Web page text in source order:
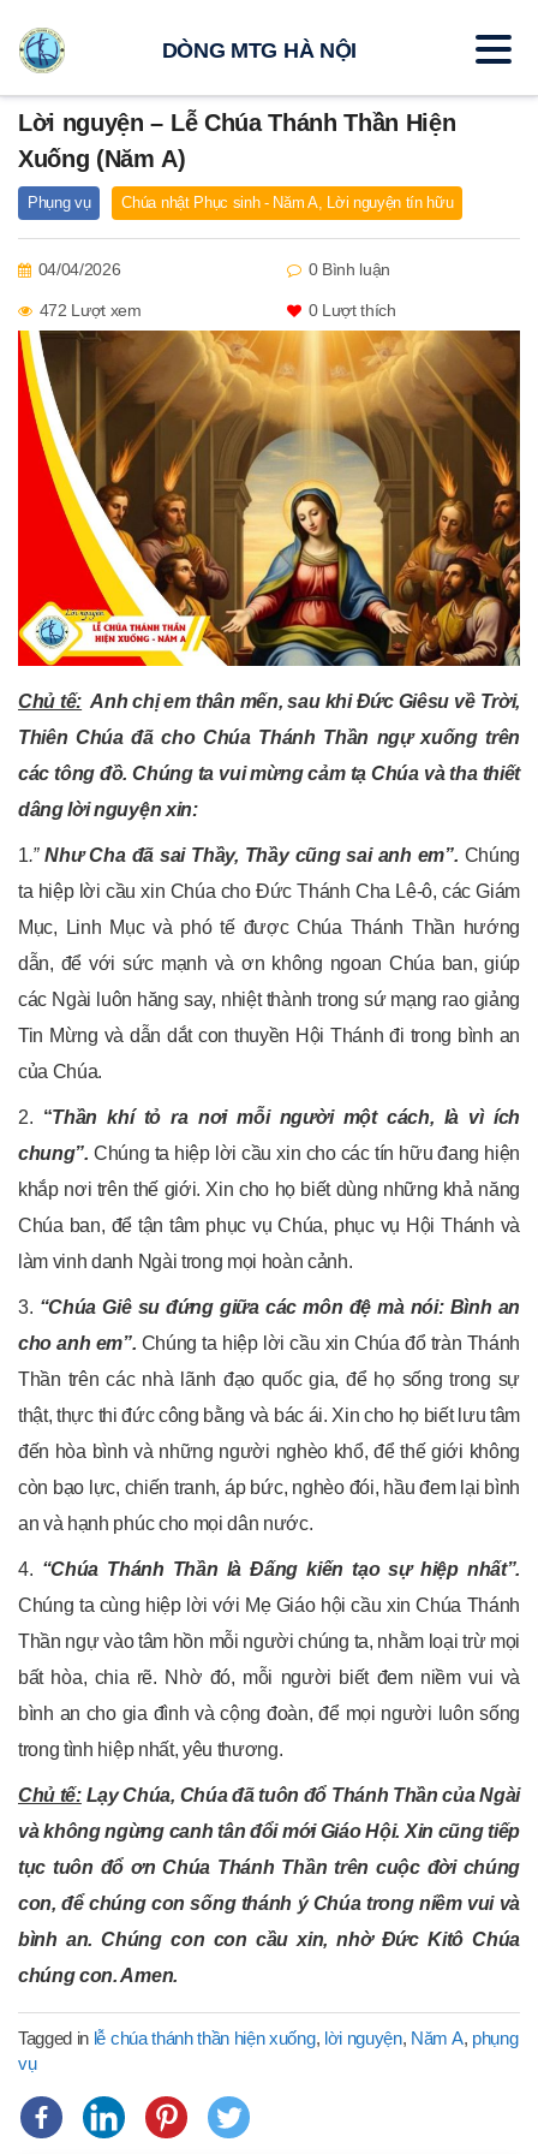
Lời nguyện – Lễ Chúa Thánh Thần Hiện
Xuống (Năm A)
Phụng vụ Chúa nhật Phục sinh - Năm A, Lời nguyện tín hữu
04/04/2026 0 Bình luận
472 Lượt xem 0Lượt thích
Chủ tế: Anh chị em thân mến, sau khi Đức Giêsu về Trời,
Thiên Chúa đã cho Chúa Thánh Thần ngự xuống trên
các tông đồ. Chúng ta vui mừng cảm tạ Chúa và tha thiết
dâng lời nguyện xin:
1.”Như Cha đã sai Thầy, Thầy cũng sai anh em”. Chúng
ta hiệp lời cầu xin Chúa cho Đức Thánh Cha Lê-ô, các Giám
Mục, Linh Mục và phó tế được Chúa Thánh Thần hướng
dẫn, để với sức mạnh và ơn không ngoan Chúa ban, giúp
các Ngài luôn hăng say, nhiệt thành trong sứ mạng rao giảng
Tin Mừng và dẫn dắt con thuyền Hội Thánh đi trong bình an
của Chúa.
2. “Thần khí tỏ ra nơi mỗi người một cách, là vì ích
chung”. Chúng ta hiệp lời cầu xin cho các tín hữu đang hiện
khắp nơi trên thế giới. Xin cho họ biết dùng những khả năng
Chúa ban, để tận tâm phục vụ Chúa, phục vụ Hội Thánh và
làm vinh danh Ngài trong mọi hoàn cảnh.
3. “Chúa Giê su đứng giữa các môn đệ mà nói: Bình an
cho anh em”. Chúng ta hiệp lời cầu xin Chúa đổ tràn Thánh
Thần trên các nhà lãnh đạo quốc gia, để họ sống trong sự
thật, thực thi đức công bằng và bác ái. Xin cho họ biết lưu tâm
đến hòa bình và những người nghèo khổ, để thế giới không
còn bạo lực, chiến tranh, áp bức, nghèo đói, hầu đem lại bình
an và hạnh phúc cho mọi dân nước.
4. “Chúa Thánh Thần là Đấng kiến tạo sự hiệp nhất”.
Chúng ta cùng hiệp lời với Mẹ Giáo hội cầu xin Chúa Thánh
Thần ngự vào tâm hồn mỗi người chúng ta, nhằm loại trừ mọi
bất hòa, chia rẽ. Nhờ đó, mỗi người biết đem niềm vui và
bình an cho gia đình và cộng đoàn, để mọi người luôn sống
trong tình hiệp nhất, yêu thương.
Chủ tế:Lạy Chúa, Chúa đã tuôn đổ Thánh Thần của Ngài
và không ngừng canh tân đổi mới Giáo Hội. Xin cũng tiếp
tục tuôn đổ ơn Chúa Thánh Thần trên cuộc đời chúng
con, để chúng con sống thánh ý Chúa trong niềm vui và
bình an. Chúng con con cầu xin, nhờ Đức Kitô Chúa
chúng con. Amen.
Tagged in lễ chúa thánh thần hiện xuống, lời nguyện, Năm A, phụng
vụ
DÒNG MTG HÀ NỘI